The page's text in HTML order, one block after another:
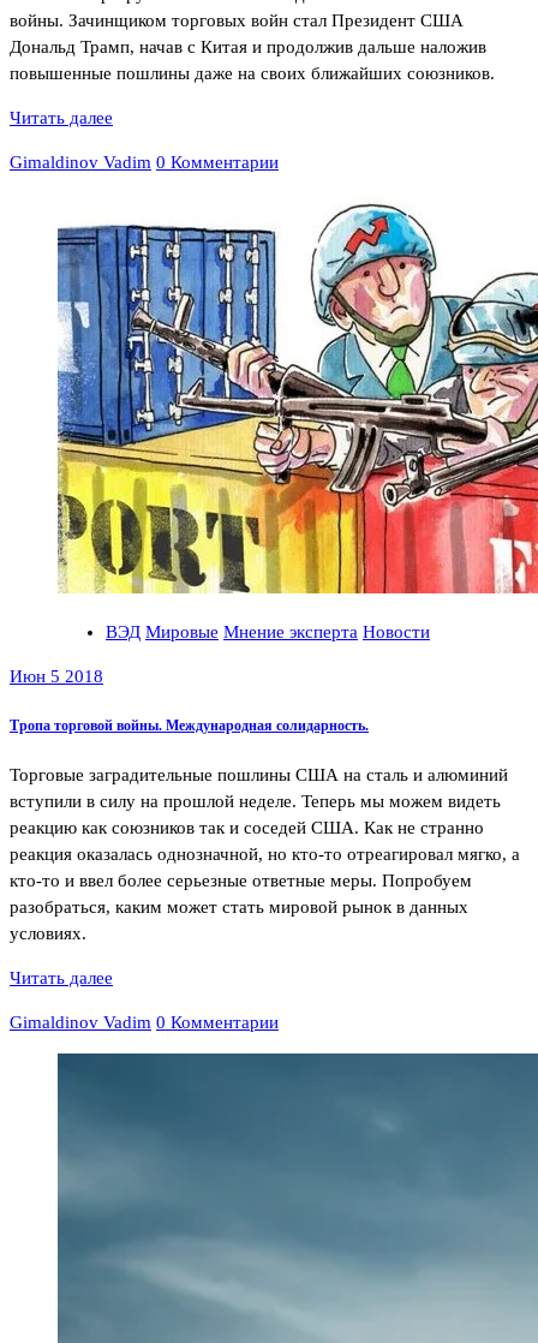
войны. Зачинщиком торговых войн стал Президент США
Дональд Трамп, начав с Китая и продолжив дальше наложив
повышенные пошлины даже на своих ближайших союзников.
Читать далее
Gimaldinov Vadim 0 Комментарии
ВЭД Мировые Мнение эксперта Новости
Июн 5 2018
Тропа торговой войны. Международная солидарность.
Торговые заградительные пошлины США на сталь и алюминий
вступили в силу на прошлой неделе. Теперь мы можем видеть
реакцию как союзников так и соседей США. Как не странно
реакция оказалась однозначной, но кто-то отреагировал мягко, а
кто-то и ввел более серьезные ответные меры. Попробуем
разобраться, каким может стать мировой рынок в данных
условиях.
Читать далее
Gimaldinov Vadim 0 Комментарии